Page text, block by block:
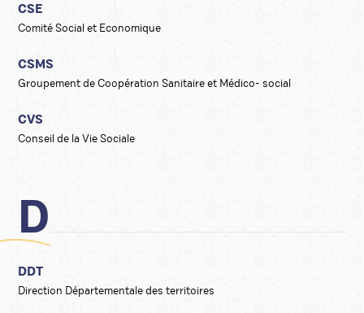
CSE
Comité Social et Economique
CSMS
Groupement de Coopération Sanitaire et Médico- social
CVS
Conseil de la Vie Sociale
D
DDT
Direction Départementale des territoires